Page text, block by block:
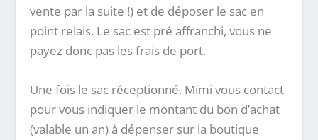
vente par la suite !) et de déposer le sac en
point relais. Le sac est pré affranchi, vous ne
payez donc pas les frais de port.
Une fois le sac réceptionné, Mimi vous contact
pour vous indiquer le montant du bon d’achat
(valable un an) à dépenser sur la boutique